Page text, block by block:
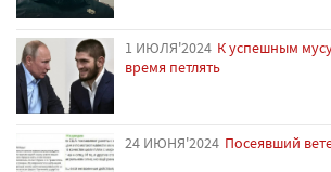
1 ИЮЛЯ'2024 К успешным
время петлять
24 ИЮНЯ'2024 Посеявший